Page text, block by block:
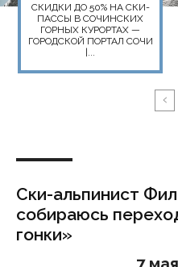
СКИДКИ ДО 50% НА СКИ-
ПАССЫ В СОЧИНСКИХ
ГОРНЫХ КУРОРТАХ —
ГОРОДСКОЙ ПОРТАЛ СОЧИ
|...